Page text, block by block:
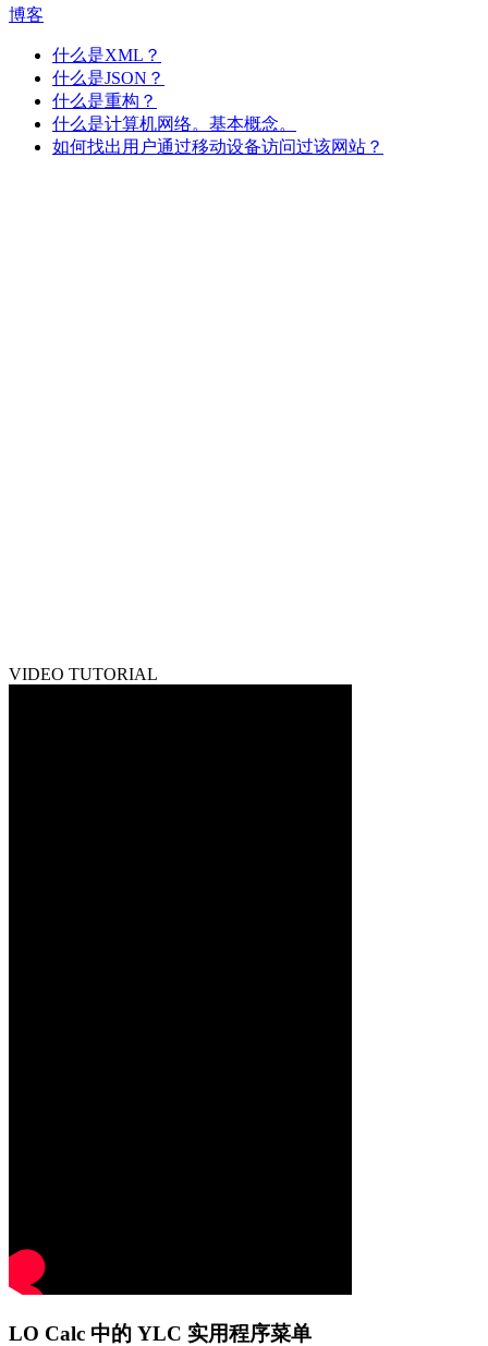
博客
什么是XML？
什么是JSON？
什么是重构？
什么是计算机网络。基本概念。
如何找出用户通过移动设备访问过该网站？
VIDEO TUTORIAL
LO Calc 中的 YLC 实用程序菜单